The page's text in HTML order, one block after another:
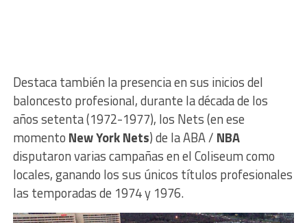
Destaca también la presencia en sus inicios del
baloncesto profesional, durante la década de los
años setenta (1972-1977), los Nets (en ese
momento New York Nets) de la ABA / NBA
disputaron varias campañas en el Coliseum como
locales, ganando los sus únicos títulos profesionales
las temporadas de 1974 y 1976.